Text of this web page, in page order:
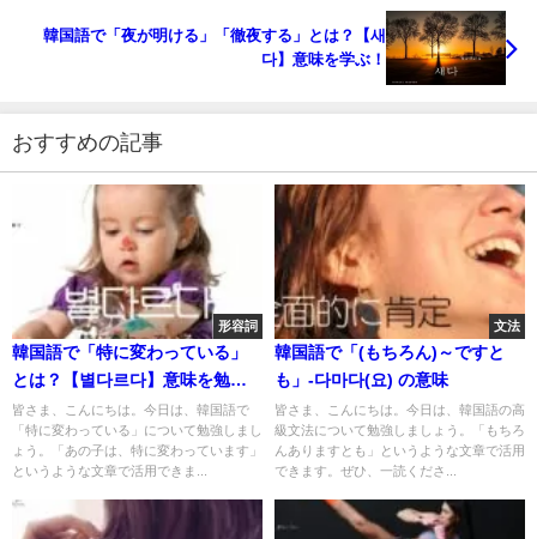
韓国語で「夜が明ける」「徹夜する」とは？【새
다】意味を学ぶ！
おすすめの記事
形容詞
韓国語で「特に変わっている」
とは？【별다르다】意味を勉強
しよう！
皆さま、こんにちは。今日は、韓国語で
「特に変わっている」について勉強しまし
ょう。「あの子は、特に変わっています」
というような文章で活用できま...
文法
韓国語で「(もちろん)～ですと
も」-다마다(요) の意味
皆さま、こんにちは。今日は、韓国語の高
級文法について勉強しましょう。「もちろ
んありますとも」というような文章で活用
できます。ぜひ、一読くださ...